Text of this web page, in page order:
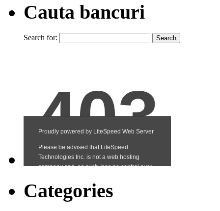
Cauta bancuri
Search for:
Categories